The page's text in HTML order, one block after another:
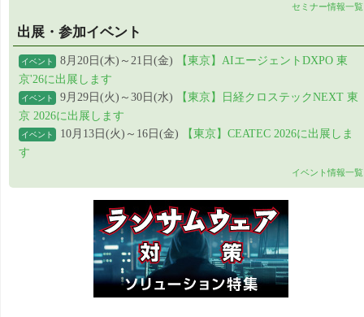
セミナー情報一覧
出展・参加イベント
イベント 8月20日(木)～21日(金)
【東京】AIエージェントDXPO 東
京'26に出展します
イベント 9月29日(火)～30日(水)
【東京】日経クロステックNEXT 東
京 2026に出展します
イベント 10月13日(火)～16日(金)
【東京】CEATEC 2026に出展しま
す
イベント情報一覧